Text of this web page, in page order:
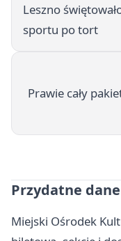
Leszno
sportu po tort
Prawie cały
Przydatne
Miejski Ośrodek